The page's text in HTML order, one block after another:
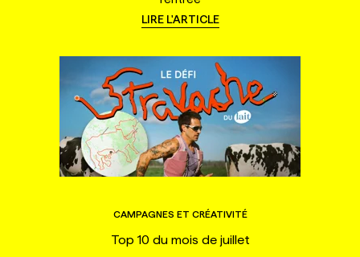
LIRE L'ARTICLE
CAMPAGNES ET CRÉATIVITÉ
Top 10 du mois de juillet